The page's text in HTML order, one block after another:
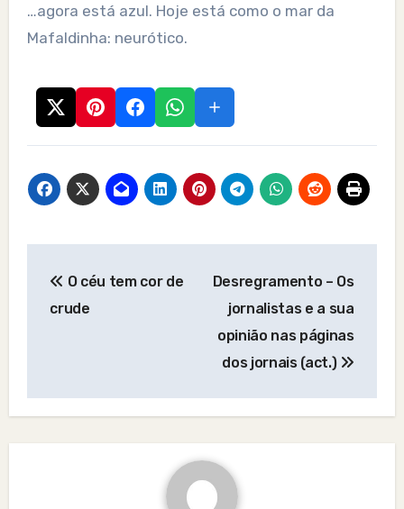
…agora está azul. Hoje está como o mar da
Mafaldinha: neurótico.
navigation
O céu tem cor de
crude
Desregramento – Os
jornalistas e a sua
opinião nas páginas
dos jornais (act.)